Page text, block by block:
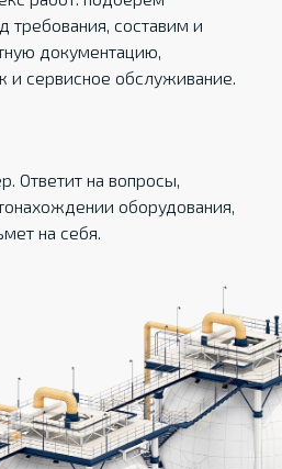
требования, составим и
документацию,
и сервисное обслуживание.
Ответит на вопросы,
оборудования,
на себя.